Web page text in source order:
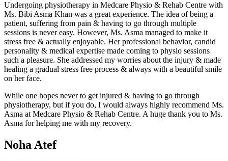
Undergoing physiotherapy in Medcare Physio & Rehab Centre with
Ms. Bibi Asma Khan was a great experience. The idea of being a
patient, suffering from pain & having to go through multiple
sessions is never easy. However, Ms. Asma managed to make it
stress free & actually enjoyable. Her professional behavior, candid
personality & medical expertise made coming to physio sessions
such a pleasure. She addressed my worries about the injury & made
healing a gradual stress free process & always with a beautiful smile
on her face.
While one hopes never to get injured & having to go through
physiotherapy, but if you do, I would always highly recommend Ms.
Asma at Medcare Physio & Rehab Centre. A huge thank you to Ms.
Asma for helping me with my recovery.
Noha Atef